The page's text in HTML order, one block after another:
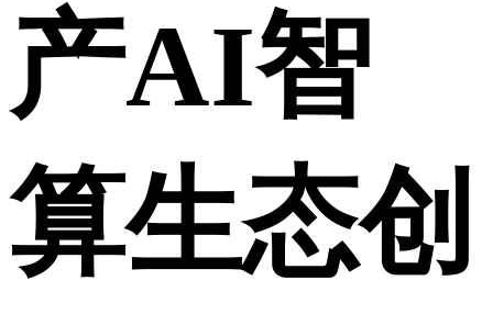
产AI智
算生态创